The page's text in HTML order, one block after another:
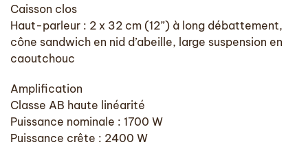
Caisson clos
Haut-parleur : 2 x 32 cm (12”) à long débattement,
cône sandwich en nid d’abeille, large suspension en
caoutchouc
Amplification
Classe AB haute linéarité
Puissance nominale : 1700 W
Puissance crête : 2400 W